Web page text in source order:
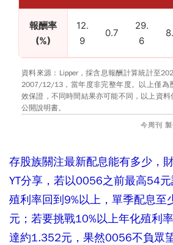
報酬率
(%)
12.
9
0.7
29.
6
資料來源：Lipper，採含息報酬計算統計至
2007/12/13，當年度非完整年度。以上僅為
效保證，不同時間結果亦可能不同，以上資
公開說明書。
今周刊
存股族關注最新配息能有多少，
YT分享 ，若以0056之前最高54
殖利率回到9%以上，單季配息
元；若要挑戰10%以上年化殖利
達約1.352元，果然0056不負眾